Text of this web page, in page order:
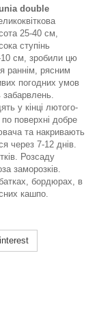
double
25-40 см,
ступінь
10 см, зробили цю
раннім, рясним
погодних умов
забарвлень.
у кінці лютого-
по поверхні добре
та накривають
через 7-12 днів.
Розсаду
заморозків.
бордюрах, в
кашпо.